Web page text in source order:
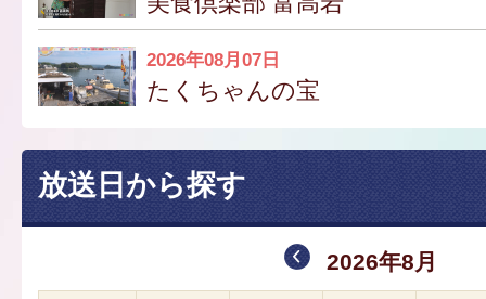
2026年08月07日
たくちゃんの宝
放送日から探す
2026年8月